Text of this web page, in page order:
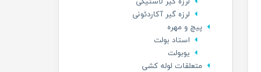
لرزه گیر آکاردئونی
پیچ و مهره
استاد بولت
یوبولت
متعلقات لوله کشی